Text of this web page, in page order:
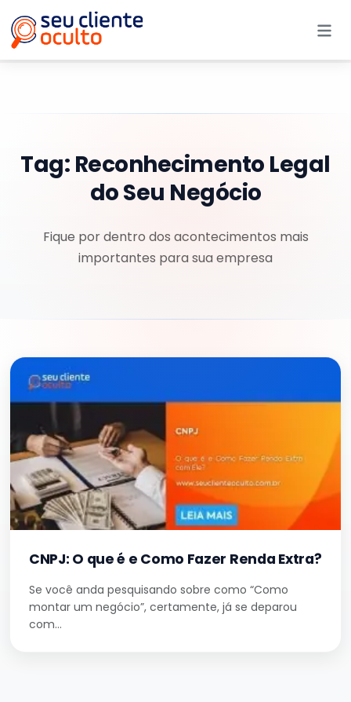
Tag: Reconhecimento Legal
do Seu Negócio
Fique por dentro dos acontecimentos mais
importantes para sua empresa
CNPJ: O que é e Como Fazer Renda Extra?
Se você anda pesquisando sobre como “Como
montar um negócio”, certamente, já se deparou
com…